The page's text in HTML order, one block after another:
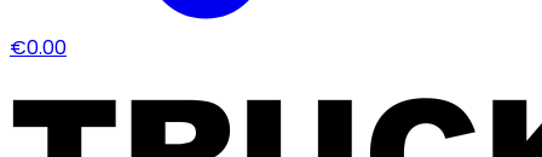
€0.00